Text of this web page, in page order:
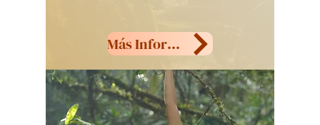
Más Información